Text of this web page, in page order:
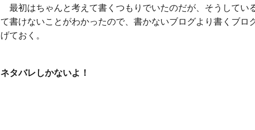
最初はちゃんと考えて書くつもりでいたのだが、そうしてい
て書けないことがわかったので、書かないブログより書くブロ
げておく。
ネタバレしかないよ！